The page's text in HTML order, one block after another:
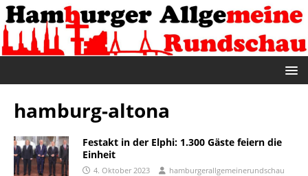
hamburg-altona
Festakt in der Elphi: 1.300 Gäste feiern die
Einheit
4. Oktober 2023 hamburgerallgemeinerundschau